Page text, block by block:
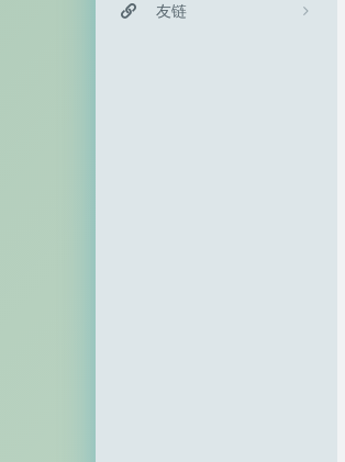
235
建站知识
归档栏
友链